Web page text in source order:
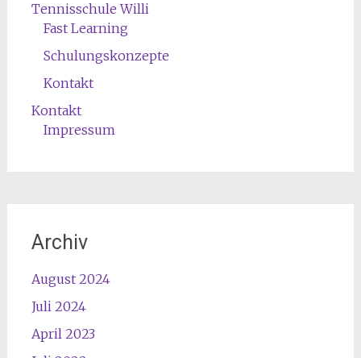
Tennisschule Willi
Fast Learning
Schulungskonzepte
Kontakt
Kontakt
Impressum
Archiv
August 2024
Juli 2024
April 2023